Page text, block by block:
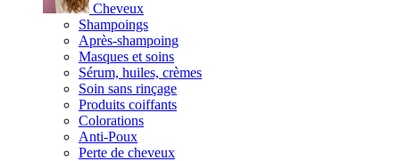
Cheveux
Shampoings
Après-shampoing
Masques et soins
Sérum, huiles, crèmes
Soin sans rinçage
Produits coiffants
Colorations
Anti-Poux
Perte de cheveux